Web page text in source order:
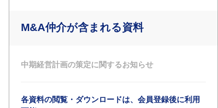
M&A仲介が含まれる資料
中期経営計画の策定に関するお知らせ
各資料の閲覧・ダウンロードは、会員登録後に利用